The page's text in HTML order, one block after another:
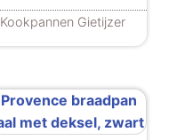
Kookpannen Gietijzer